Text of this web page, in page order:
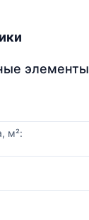
элементы
м²: